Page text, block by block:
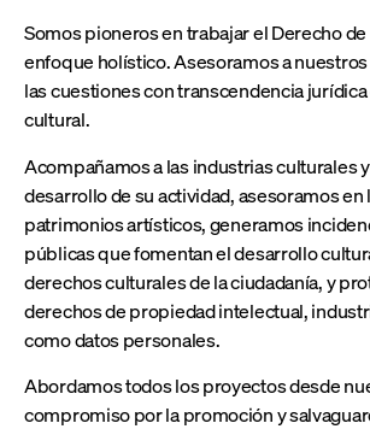
Somos pioneros en trabajar el Derecho de
enfoque holístico. Asesoramos a
las cuestiones con transcendencia
cultural.
Acompañamos a las industrias culturales
desarrollo de su actividad, asesoramos en
patrimonios artísticos, generamos
públicas que fomentan el desarrollo
derechos culturales de la ciudadanía, y
derechos de propiedad intelectual,
como datos personales.
Abordamos todos los proyectos desde
compromiso por la promoción y